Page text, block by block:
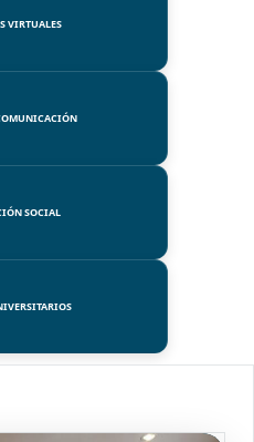
VIRTUALES
SOCIAL